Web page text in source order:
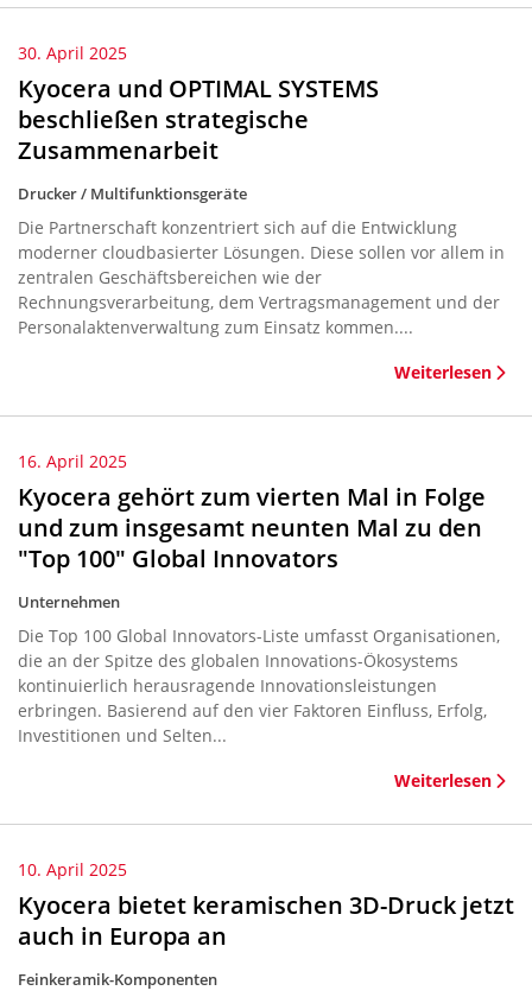
30. April 2025
Kyocera und OPTIMAL SYSTEMS
beschließen strategische
Zusammenarbeit
Drucker / Multifunktionsgeräte
Die Partnerschaft konzentriert sich auf die Entwicklung
moderner cloudbasierter Lösungen. Diese sollen vor allem in
zentralen Geschäftsbereichen wie der
Rechnungsverarbeitung, dem Vertragsmanagement und der
Personalaktenverwaltung zum Einsatz kommen....
Weiterlesen
16. April 2025
Kyocera gehört zum vierten Mal in Folge
und zum insgesamt neunten Mal zu den
"Top 100" Global Innovators
Unternehmen
Die Top 100 Global Innovators-Liste umfasst Organisationen,
die an der Spitze des globalen Innovations-Ökosystems
kontinuierlich herausragende Innovationsleistungen
erbringen. Basierend auf den vier Faktoren Einfluss, Erfolg,
Investitionen und Selten...
Weiterlesen
10. April 2025
Kyocera bietet keramischen 3D-Druck jetzt
auch in Europa an
Feinkeramik-Komponenten